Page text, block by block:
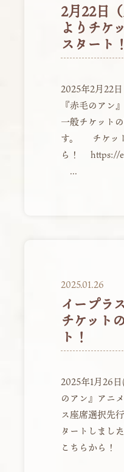
2月22日
よりチケ
スタート！
2025年2月22
『赤毛のアン
一般チケット
す。 チケッ
ら！
...
2025.01.26
イープラ
チケット
ト！
2025年1月26
のアン』アニ
ス座席選択先
タートしま
こちらから！